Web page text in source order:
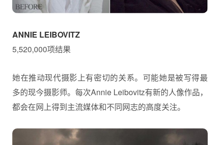
ANNIE LEIBOVITZ
5,520,000项结果
她在推动现代摄影上有密切的关系。可能她是被写得最
多的现今摄影师。每次Annie Leibovitz有新的人像作品，
都会在网上得到主流媒体和不同网志的高度关注。